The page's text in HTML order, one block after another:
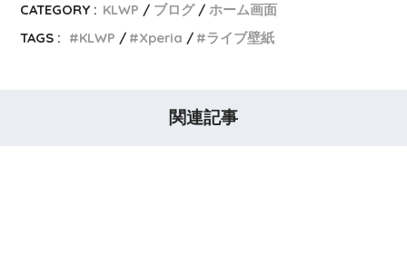
CATEGORY : KLWP ブログ
ホーム画面
TAGS :
KLWP Xperia ライブ壁紙
関連記事